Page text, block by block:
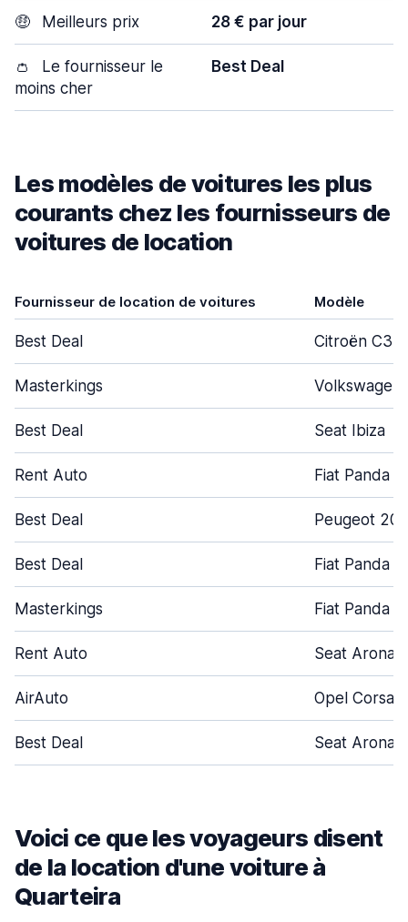
🤑 Meilleurs prix 28 € par jour
👛
Le fournisseur le
moins cher
Best Deal
Les modèles de voitures les plus
courants chez les fournisseurs de
voitures de location
Fournisseur de location de voitures Modèle
Best Deal Citroën C3
Masterkings Volkswagen
Best Deal Seat Ibiza
Rent Auto Fiat Panda
Best Deal Peugeot 208
Best Deal Fiat Panda
Masterkings Fiat Panda
Rent Auto Seat Arona
AirAuto Opel Corsa
Best Deal Seat Arona
Voici ce que les voyageurs disent
de la location d'une voiture à
Quarteira